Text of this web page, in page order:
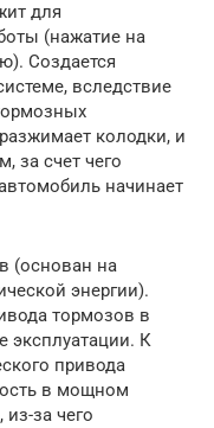
для
(нажатие на
Создается
вследствие
колодки, и
за счет чего
начинает
(основан на
энергии).
тормозов в
эксплуатации. К
привода
в мощном
из-за чего